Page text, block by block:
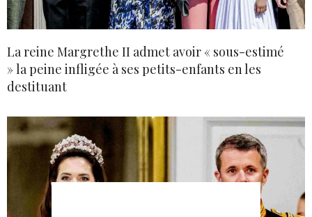
La reine Margrethe II admet avoir « sous-estimé
» la peine infligée à ses petits-enfants en les
destituant